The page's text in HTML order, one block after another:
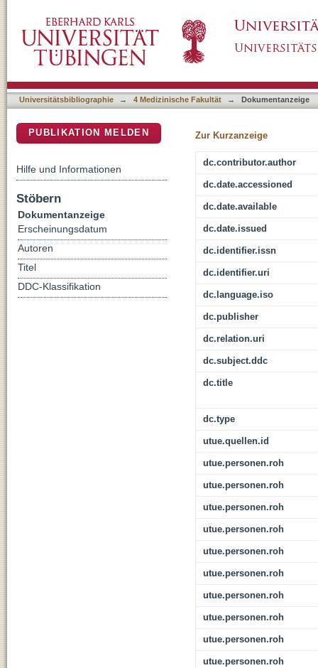
Universitätsbibliographie → 4 Medizinische Fakultät → Dokumentanzeige
Zur Kurzanzeige
dc.contributor.author
dc.date.accessioned
dc.date.available
dc.date.issued
dc.identifier.issn
dc.identifier.uri
dc.language.iso
dc.publisher
dc.relation.uri
dc.subject.ddc
dc.title
dc.type
utue.quellen.id
utue.personen.roh
utue.personen.roh
utue.personen.roh
utue.personen.roh
utue.personen.roh
utue.personen.roh
utue.personen.roh
utue.personen.roh
utue.personen.roh
utue.personen.roh
PUBLIKATION MELDEN
Hilfe und Informationen
Stöbern
Dokumentanzeige
Erscheinungsdatum
Autoren
Titel
DDC-Klassifikation